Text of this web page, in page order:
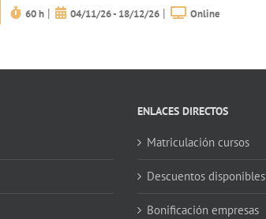
60 h| 04/11/26 - 18/12/26| Online
ENLACES DIRECTOS
Matriculación cursos
Descuentos disponibles
Bonificación empresas